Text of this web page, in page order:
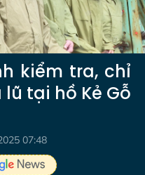
kiểm tra, chỉ
tại hồ Kẻ Gỗ
07:48